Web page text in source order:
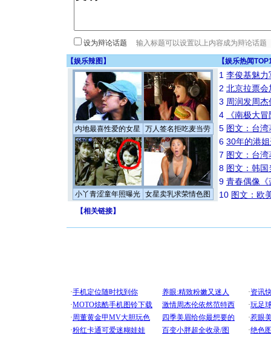
设为辩论话题
【娱乐辣图 】 【娱乐热闻
内地最喜性爱的女星 万人签名拒吃麦当劳
小丫青涩童年照曝光 女星卖乳求荣情色图
1 李俊基魅力
2 北京拉票
3 周润发周
4
《南极大
5 图文：台
6 30年的港
7 图文：台
8 图文：韩
9 青春偶像《
10 图文：欧
【相关链接】